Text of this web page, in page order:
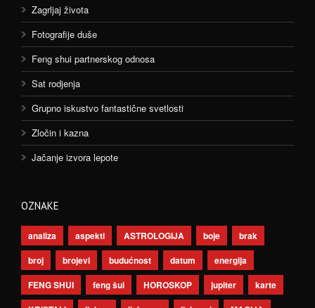
Zagrljaj života
Fotografije duše
Feng shui partnerskog odnosa
Sat rodjenja
Grupno iskustvo fantastične svetlosti
Zločin i kazna
Jačanje izvora lepote
OZNAKE
analiza aspekti ASTROLOGIJA boje
brak
broj
brojevi budućnost datum
energija
FENG SHUI
feng šui HOROSKOP jupiter
karte